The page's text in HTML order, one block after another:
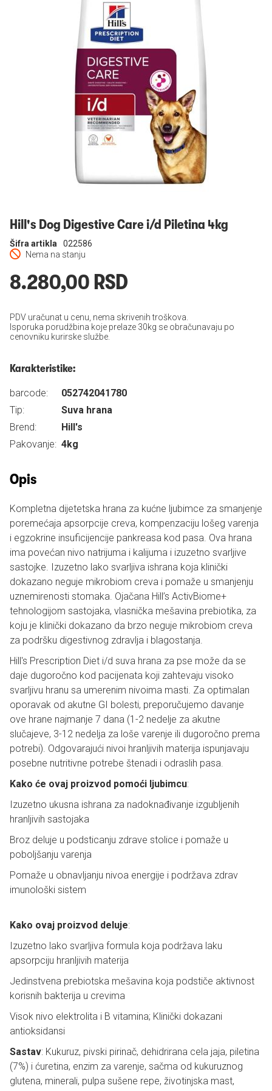
Hill's Dog Digestive Care i/d Piletina 4kg
Nema na stanju
Šifra artikla 022586
8.280,00 RSD
PDV uračunat u cenu, nema skrivenih troškova.
Isporuka porudžbina koje prelaze 30kg se obračunavaju po
cenovniku kurirske službe.
Karakteristike:
barcode:
052742041780
Tip:
Suva hrana
Brend:
Hill's
Pakovanje: 4kg
Opis
Kompletna dijetetska hrana za kućne ljubimce za smanjenje
poremećaja apsorpcije creva, kompenzaciju lošeg varenja
i egzokrine insuficijencije pankreasa kod pasa. Ova hrana
ima povećan nivo natrijuma i kalijuma i izuzetno svarljive
sastojke. Izuzetno lako svarljiva ishrana koja klinički
dokazano neguje mikrobiom creva i pomaže u smanjenju
uznemirenosti stomaka. Ojačana Hill’s ActivBiome+
tehnologijom sastojaka, vlasnička mešavina prebiotika, za
koju je klinički dokazano da brzo neguje mikrobiom creva
za podršku digestivnog zdravlja i blagostanja.
Hill's Prescription Diet i/d suva hrana za pse može da se
daje dugoročno kod pacijenata koji zahtevaju visoko
svarljivu hranu sa umerenim nivoima masti. Za optimalan
oporavak od akutne GI bolesti, preporučujemo davanje
ove hrane najmanje 7 dana (1-2 nedelje za akutne
slučajeve, 3-12 nedelja za loše varenje ili dugoročno prema
potrebi). Odgovarajući nivoi hranljivih materija ispunjavaju
posebne nutritivne potrebe štenadi i odraslih pasa.
Kako će ovaj proizvod pomoći ljubimcu:
Izuzetno ukusna ishrana za nadoknađivanje izgubljenih
hranljivih sastojaka
Broz deluje u podsticanju zdrave stolice i pomaže u
poboljšanju varenja
Pomaže u obnavljanju nivoa energije i podržava zdrav
imunološki sistem
Kako ovaj proizvod deluje:
Izuzetno lako svarljiva formula koja podržava laku
apsorpciju hranljivih materija
Jedinstvena prebiotska mešavina koja podstiče aktivnost
korisnih bakterija u crevima
Visok nivo elektrolita i B vitamina; Klinički dokazani
antioksidansi
Sastav: Kukuruz, pivski pirinač, dehidrirana cela jaja, piletina
(7%) i ćuretina, enzim za varenje, sačma od kukuruznog
glutena, minerali, pulpa sušene repe, životinjska mast,